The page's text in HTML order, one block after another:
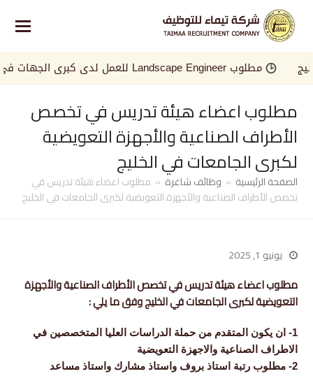
مطلوب Landscape Engineer للعمل لدى كبرى الجهات في الخليج
مطلوب اعضاء هيئة تدريس في تخصص
الأطراف الصناعية والأجهزة التعويضية
لكبرى الجامعات في الخليج
الصفحة الرئيسية » وظائف شاغرة » مطلوب اعضاء هيئة تدريس في
تخصص الأطراف الصناعية والأجهزة التعويضية لكبرى الجامعات في الخليج
يونيو 1, 2025
مطلوب اعضاء هيئة تدريس في تخصص الأطراف الصناعية والأجهزة
التعويضية لكبرى الجامعات في الخليج وفق ما يلي :
1- ان يكون المتقدم من حملة الدراسات العليا المتخصصين في
الاطراف الصناعية والاجهزة التعويضية
2- مطلوب رتبة استاذ بروف واستاذ مشارك واستاذ مساعد